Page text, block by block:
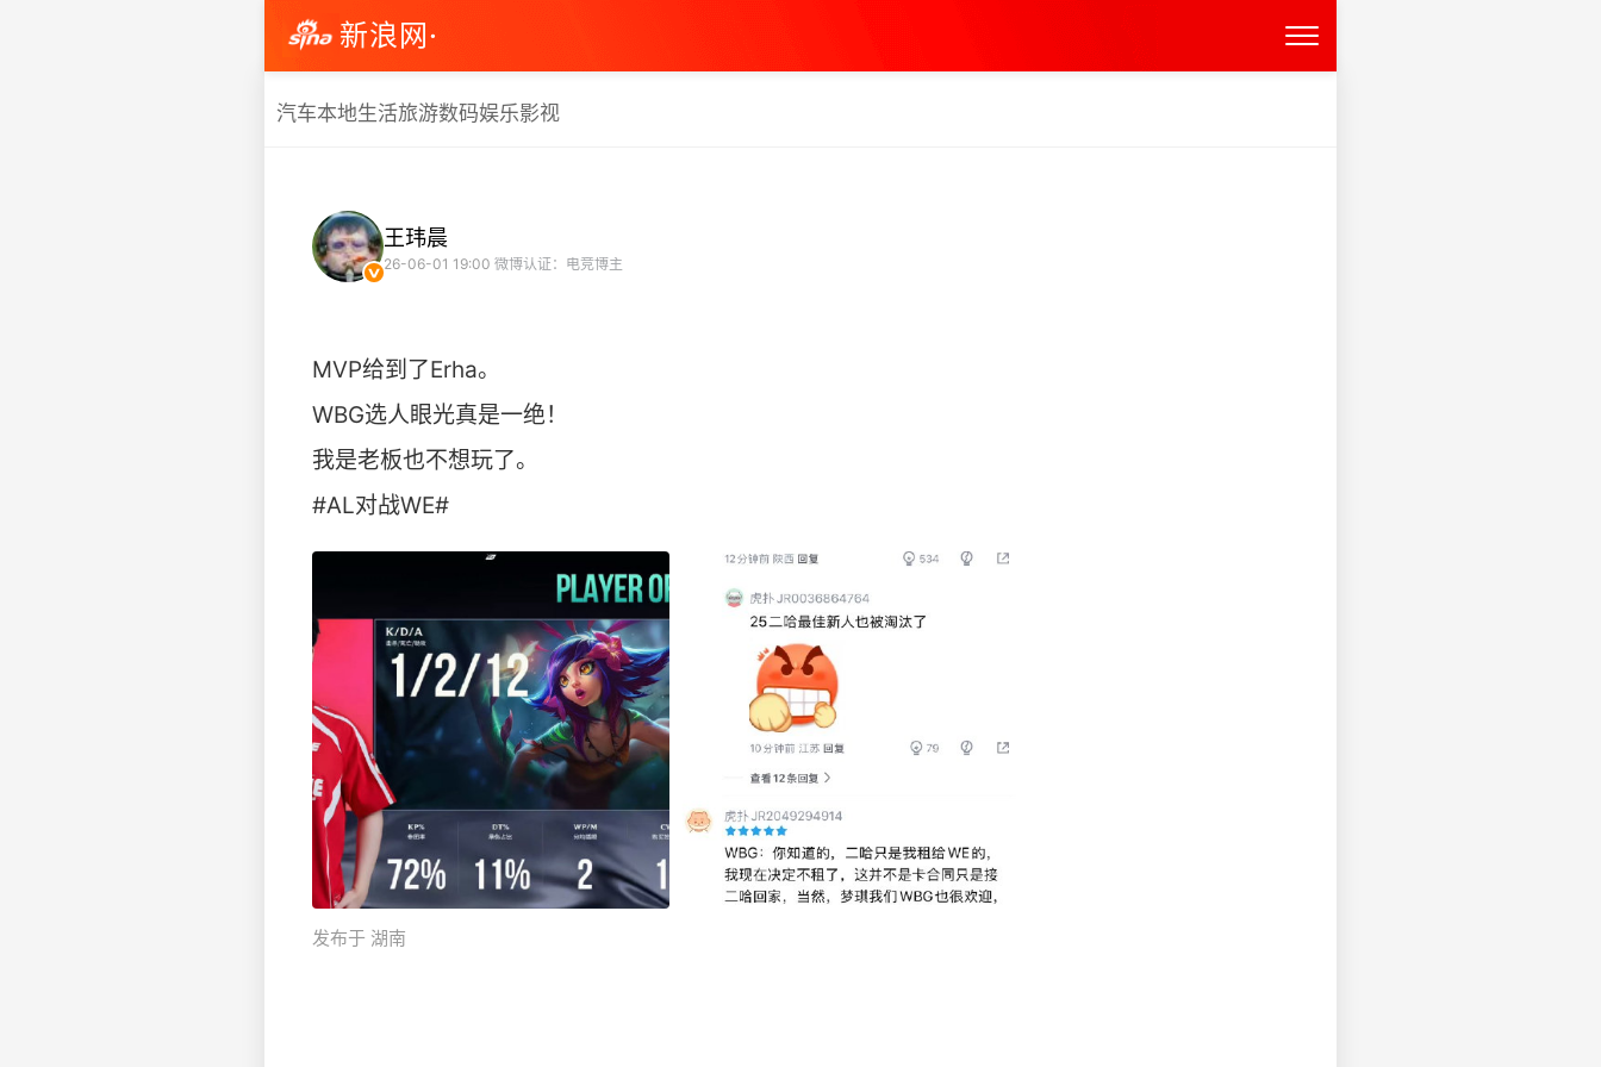
新浪网·
汽车本地生活旅游数码娱乐影视
王玮晨
26-06-01 19:00 微博认证：电竞博主
MVP给到了Erha。
WBG选人眼光真是一绝！
我是老板也不想玩了。
#AL对战WE# ​
发布于 湖南